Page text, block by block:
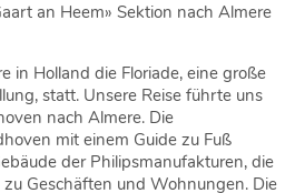
an Heem» Sektion nach Almere
in Holland die Floriade, eine große
statt. Unsere Reise führte uns
nach Almere. Die
mit einem Guide zu Fuß
der Philipsmanufakturen, die
Geschäften und Wohnungen. Die